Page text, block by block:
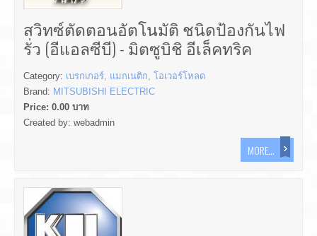
สวิทซ์ตัดตอนอัตโนมัติ ชนิดป้องกันไฟ
รั่ว (อีแอลซีบี) - มิตซูบิชิ อีเล็คทริค
Category: เบรกเกอร์, แมกเนติก, โอเวอร์โหลด
Brand: MITSUBISHI ELECTRIC
Price: 0.00 บาท
Created by: webadmin
MORE...